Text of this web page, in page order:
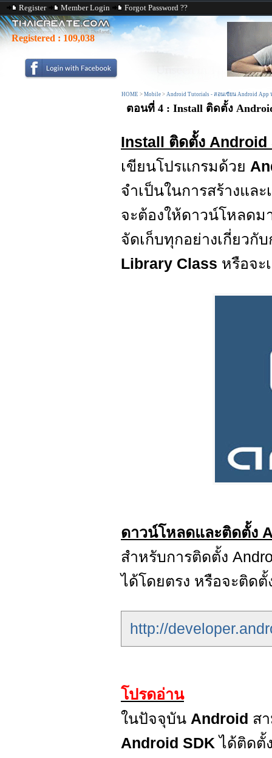
Register Member Login Forgot Password ??
Registered : 109,038
HOME > Mobile > Android Tutorials - สอนเขียน Android App
ตอนที่ 4 : Install ติดตั้ง
Install ติดตั้ง
เขียนโปรแกรมด้วย
จำเป็นในการสร้างแล
จะต้องให้ดาวน์โหลด
จัดเก็บทุกอย่างเกี่ยวกั
Library Class หรือจ
ดาวน์โหลดและติดตั้ง
สำหรับการติดตั้ง
ได้โดยตรง หรือจะติด
http://
โปรดอ่าน
ในปัจจุบัน Android ส
Android SDKได้ติดตั้